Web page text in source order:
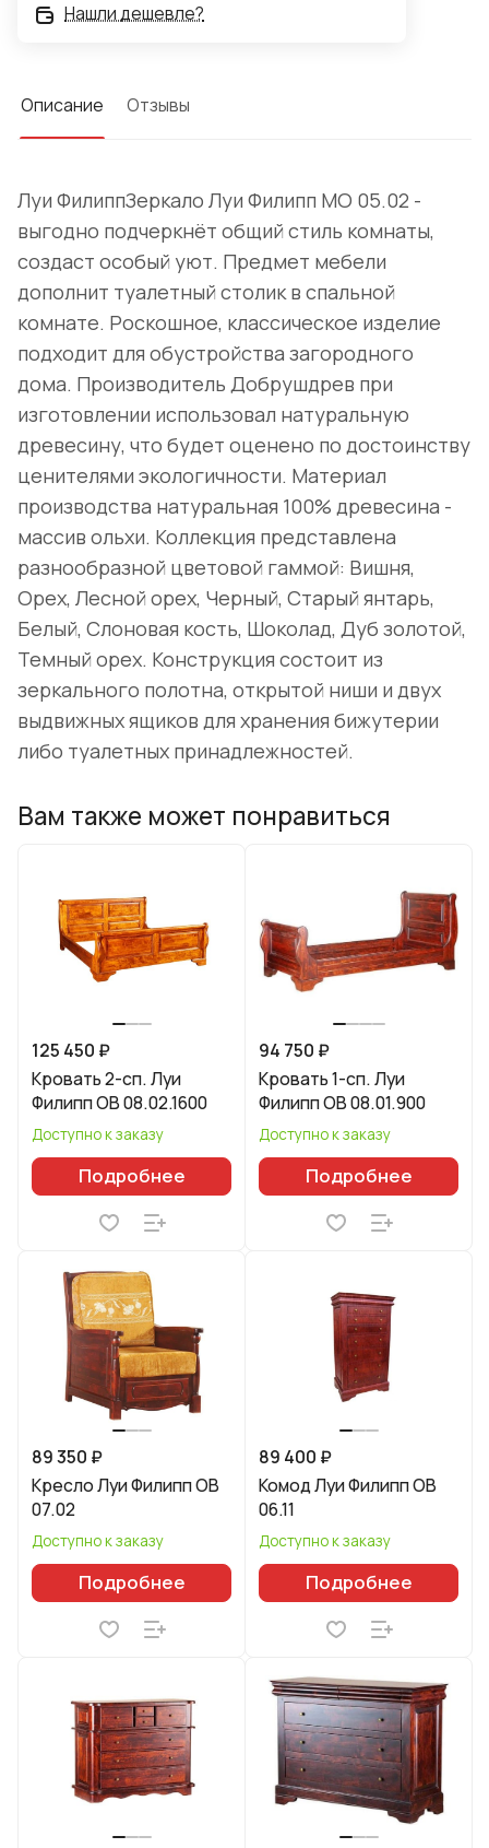
Нашли дешевле?
Описание Отзывы
Луи ФилиппЗеркало Луи Филипп МО 05.02 -
выгодно подчеркнёт общий стиль комнаты,
создаст особый уют. Предмет мебели
дополнит туалетный столик в спальной
комнате. Роскошное, классическое изделие
подходит для обустройства загородного
дома. Производитель Добрушдрев при
изготовлении использовал натуральную
древесину, что будет оценено по достоинству
ценителями экологичности. Материал
производства натуральная 100% древесина -
массив ольхи. Коллекция представлена
разнообразной цветовой гаммой: Вишня,
Орех, Лесной орех, Черный, Старый янтарь,
Белый, Слоновая кость, Шоколад, Дуб золотой,
Темный орех. Конструкция состоит из
зеркального полотна, открытой ниши и двух
выдвижных ящиков для хранения бижутерии
либо туалетных принадлежностей.
Вам также может понравиться
125 450 ₽
Кровать 2-сп. Луи
Филипп ОВ 08.02.1600
Доступно к заказу
Подробнее
94 750 ₽
Кровать 1-сп. Луи
Филипп ОВ 08.01.900
Доступно к заказу
Подробнее
89 350 ₽
Кресло Луи Филипп ОВ
07.02
Доступно к заказу
Подробнее
89 400 ₽
Комод Луи Филипп ОВ
06.11
Доступно к заказу
Подробнее